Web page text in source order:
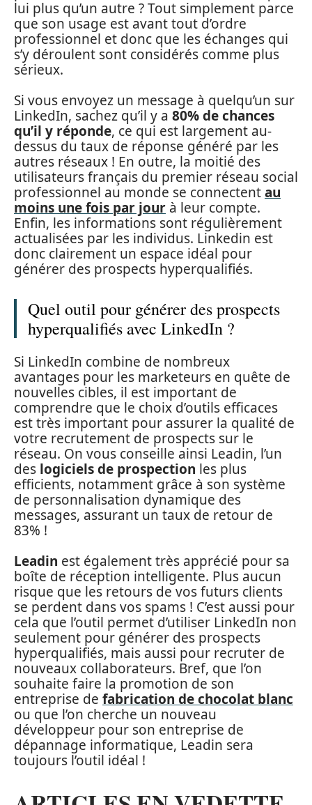
lui plus qu’un autre ? Tout simplement parce
que son usage est avant tout d’ordre
professionnel et donc que les échanges qui
s’y déroulent sont considérés comme plus
sérieux.
Si vous envoyez un message à quelqu’un sur
LinkedIn, sachez qu’il y a 80% de chances
qu’il y réponde, ce qui est largement au-
dessus du taux de réponse généré par les
autres réseaux ! En outre, la moitié des
utilisateurs français du premier réseau social
professionnel au monde se connectentau
moins une fois par jour à leur compte.
Enfin, les informations sont régulièrement
actualisées par les individus. Linkedin est
donc clairement un espace idéal pour
générer des prospects hyperqualifiés.
Quel outil pour générer des prospects
hyperqualifiés avec LinkedIn ?
Si LinkedIn combine de nombreux
avantages pour les marketeurs en quête de
nouvelles cibles, il est important de
comprendre que le choix d’outils efficaces
est très important pour assurer la qualité de
votre recrutement de prospects sur le
réseau. On vous conseille ainsi Leadin, l’un
des logiciels de prospection les plus
efficients, notamment grâce à son système
de personnalisation dynamique des
messages, assurant un taux de retour de
83% !
Leadin est également très apprécié pour sa
boîte de réception intelligente. Plus aucun
risque que les retours de vos futurs clients
se perdent dans vos spams ! C’est aussi pour
cela que l’outil permet d’utiliser LinkedIn non
seulement pour générer des prospects
hyperqualifiés, mais aussi pour recruter de
nouveaux collaborateurs. Bref, que l’on
souhaite faire la promotion de son
entreprise de fabrication de chocolat blanc
ou que l’on cherche un nouveau
développeur pour son entreprise de
dépannage informatique, Leadin sera
toujours l’outil idéal !